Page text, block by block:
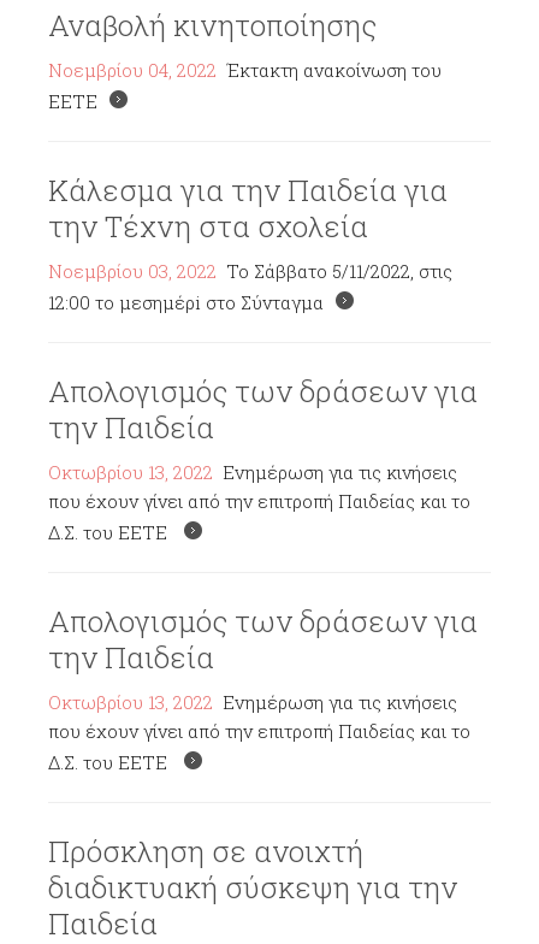
Αναβολή κινητοποίησης
Νοεμβρίου 04, 2022 Έκτακτη ανακοίνωση του
ΕΕΤΕ
Κάλεσμα για την Παιδεία για
την Τέχνη στα σχολεία
Νοεμβρίου 03, 2022 To Σάββατο 5/11/2022, στις
12:00 το μεσημέρi στο Σύνταγμα
Απολογισμός των δράσεων για
την Παιδεία
Οκτωβρίου 13, 2022 Ενημέρωση για τις κινήσεις
που έχουν γίνει από την επιτροπή Παιδείας και το
Δ.Σ. του ΕΕΤΕ
Απολογισμός των δράσεων για
την Παιδεία
Οκτωβρίου 13, 2022 Ενημέρωση για τις κινήσεις
που έχουν γίνει από την επιτροπή Παιδείας και το
Δ.Σ. του ΕΕΤΕ
Πρόσκληση σε ανοιχτή
διαδικτυακή σύσκεψη για την
Παιδεία